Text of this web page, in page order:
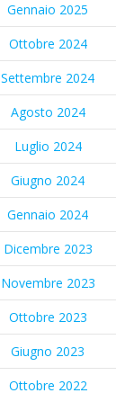
Gennaio 2025
Ottobre 2024
Settembre 2024
Agosto 2024
Luglio 2024
Giugno 2024
Gennaio 2024
Dicembre 2023
Novembre 2023
Ottobre 2023
Giugno 2023
Ottobre 2022